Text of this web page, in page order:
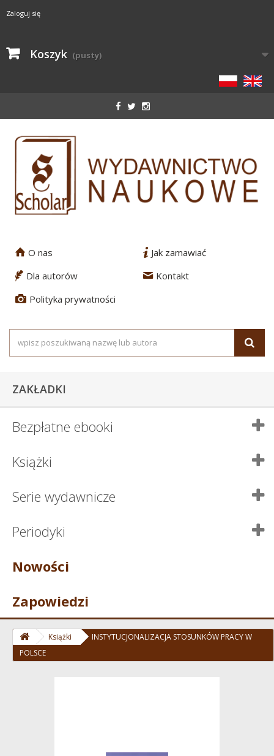
Zaloguj się
Koszyk (pusty)
1 O nas 2 Jak zamawiać
3 Dla autorów 4 Kontakt
5 Polityka prywatności
ZAKŁADKI
Bezpłatne ebooki
Książki
Serie wydawnicze
Periodyki
Nowości
Zapowiedzi
Książki
INSTYTUCJONALIZACJA STOSUNKÓW PRACY W
POLSCE